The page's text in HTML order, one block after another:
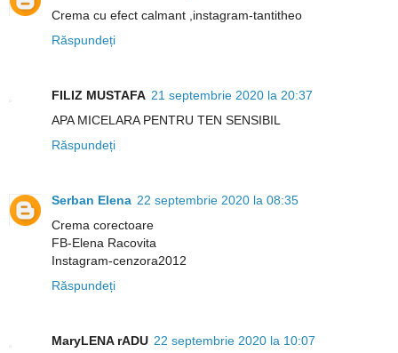
Crema cu efect calmant ,instagram-tantitheo
Răspundeți
FILIZ MUSTAFA 21 septembrie 2020 la 20:37
APA MICELARA PENTRU TEN SENSIBIL
Răspundeți
Serban Elena 22 septembrie 2020 la 08:35
Crema corectoare
FB-Elena Racovita
Instagram-cenzora2012
Răspundeți
MaryLENA rADU 22 septembrie 2020 la 10:07